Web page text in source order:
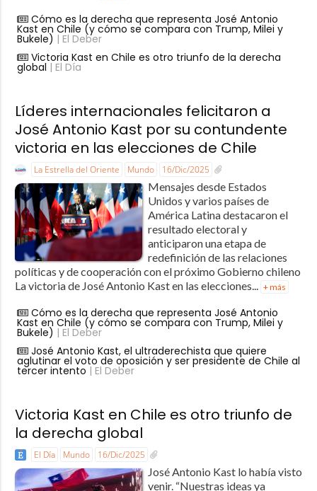
Cómo es la derecha que representa José Antonio
Kast en Chile (y cómo se compara con Trump, Milei y
Bukele) | El Deber
Victoria Kast en Chile es otro triunfo de la derecha
global | El Día
Líderes internacionales felicitaron a
José Antonio Kast por su contundente
victoria en las elecciones de Chile
La Estrella del Oriente Mundo 16/Dic/2025
Mensajes desde Estados
Unidos y varios países de
América Latina destacaron el
resultado electoral y
anticiparon una etapa de
redefinición de las relaciones
políticas y de cooperación con el próximo Gobierno chileno
La victoria de José Antonio Kast en las elecciones...
+ más
Cómo es la derecha que representa José Antonio
Kast en Chile (y cómo se compara con Trump, Milei y
Bukele) | El Deber
José Antonio Kast, el ultraderechista que quiere
aglutinar el voto de oposición y ser presidente de Chile al
tercer intento | El Deber
Victoria Kast en Chile es otro triunfo de
la derecha global
El Día Mundo 16/Dic/2025
José Antonio Kast lo había visto
venir. “Nuestras ideas ya